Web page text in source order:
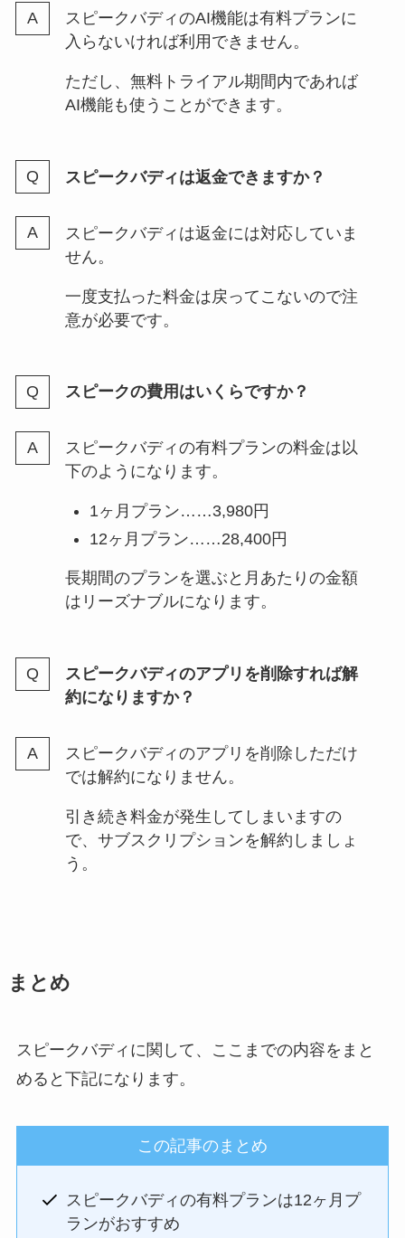
スピークバディのAI機能は有料プランに
入らないければ利用できません。
ただし、無料トライアル期間内であれば
AI機能も使うことができます。
スピークバディは返金できますか？
スピークバディは返金には対応していま
せん。
一度支払った料金は戻ってこないので注
意が必要です。
スピークの費用はいくらですか？
スピークバディの有料プランの料金は以
下のようになります。
1ヶ月プラン……3,980円
12ヶ月プラン……28,400円
長期間のプランを選ぶと月あたりの金額
はリーズナブルになります。
スピークバディのアプリを削除すれば解
約になりますか？
スピークバディのアプリを削除しただけ
では解約になりません。
引き続き料金が発生してしまいますの
で、サブスクリプションを解約しましょ
う。
まとめ
スピークバディに関して、ここまでの内容をまと
めると下記になります。
この記事のまとめ
スピークバディの有料プランは12ヶ月プ
ランがおすすめ